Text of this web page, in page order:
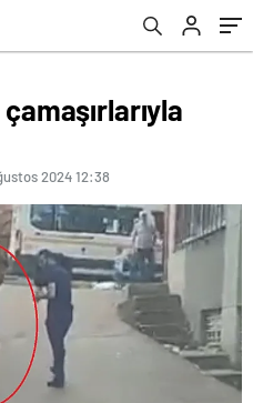
2024 12:38